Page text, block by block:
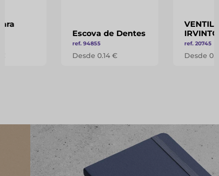
Escova de Dentes
ref. 94855
Desde 0.14 €
ref. 20745
Desde